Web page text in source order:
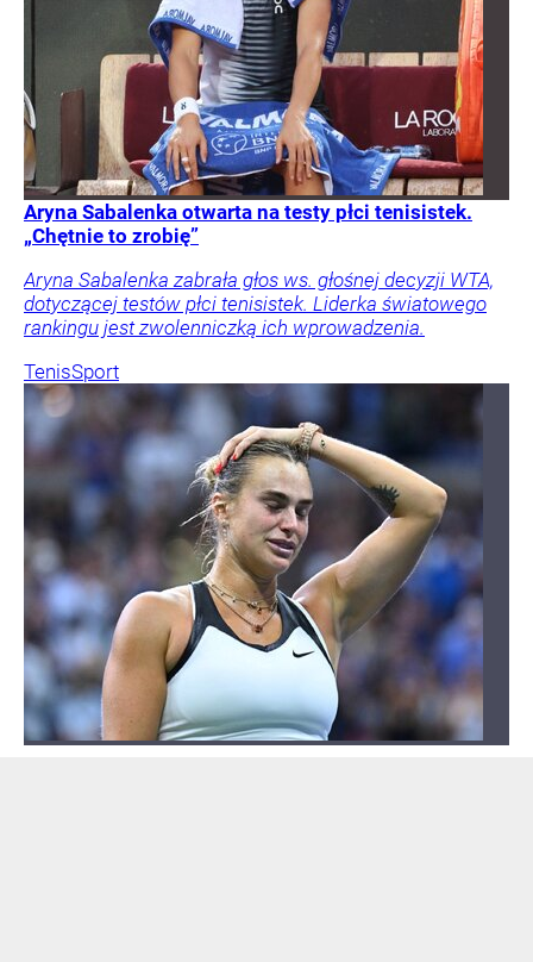
Aryna Sabalenka otwarta na testy płci tenisistek.
„Chętnie to zrobię”
Aryna Sabalenka zabrała głos ws. głośnej decyzji WTA,
dotyczącej testów płci tenisistek. Liderka światowego
rankingu jest zwolenniczką ich wprowadzenia.
TenisSport